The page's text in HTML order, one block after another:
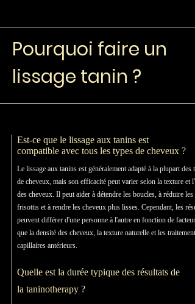
Pourquoi faire un
lissage tanin ?
Est-ce que le lissage aux tanins est
compatible avec tous les types de cheveux ?
Le lissage aux tanins est généralement adapté à la plupart des
de cheveux, mais son efficacité peut varier selon la texture et
des cheveux. Il peut aider à détendre les boucles, à réduire les
frisottis et à rendre les cheveux plus lisses. Cependant, les
peuvent différer d'une personne à l'autre en fonction de
que la densité des cheveux, la texture naturelle et les traitements
capillaires antérieurs.
Quelle est la durée typique des résultats de
la taninotherapy ?